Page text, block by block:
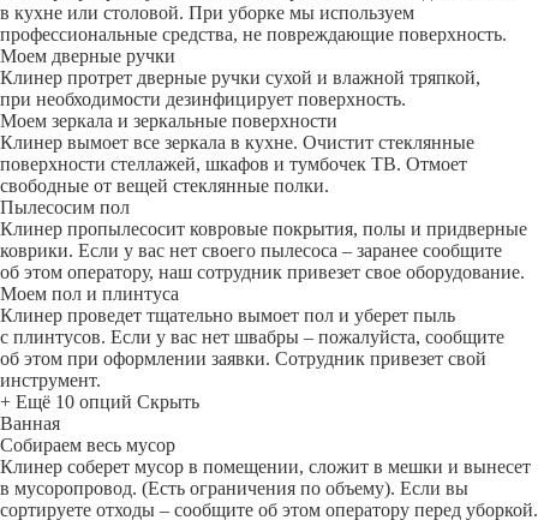
в кухне или столовой. При уборке мы используем
профессиональные средства, не повреждающие поверхность.
Моем дверные ручки
Клинер протрет дверные ручки сухой и влажной тряпкой,
при необходимости дезинфицирует поверхность.
Моем зеркала и зеркальные поверхности
Клинер вымоет все зеркала в кухне. Очистит стеклянные
поверхности стеллажей, шкафов и тумбочек ТВ. Отмоет
свободные от вещей стеклянные полки.
Пылесосим пол
Клинер пропылесосит ковровые покрытия, полы и придверные
коврики. Если у вас нет своего пылесоса – заранее сообщите
об этом оператору, наш сотрудник привезет свое оборудование.
Моем пол и плинтуса
Клинер проведет тщательно вымоет пол и уберет пыль
с плинтусов. Если у вас нет швабры – пожалуйста, сообщите
об этом при оформлении заявки. Сотрудник привезет свой
инструмент.
+ Ещё 10 опций Скрыть
Ванная
Собираем весь мусор
Клинер соберет мусор в помещении, сложит в мешки и вынесет
в мусоропровод. (Есть ограничения по объему). Если вы
сортируете отходы – сообщите об этом оператору перед уборкой.